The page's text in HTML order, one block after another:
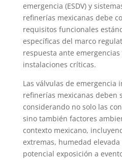
emergencia (ESDV) y
refinerías mexicanas debe
requisitos funcionales
específicas del marco
respuesta ante
instalaciones críticas.
Las válvulas de emergencia
refinerías mexicanas deben
considerando no solo las
sino también factores
contexto mexicano,
extremas, humedad
potencial exposición a